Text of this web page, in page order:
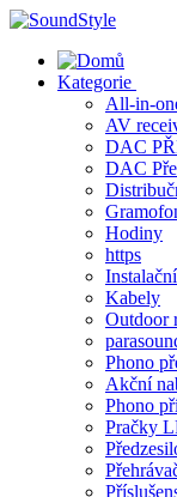
Skip
content
Kategorie
All-in-
AV
DAC
DAC
Hodiny
https
Kabely
Outdoor
Phono
Akční
Phono
Pračky